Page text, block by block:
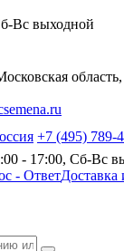
Вс выходной
+7 (495) 789-
- 17:00, Сб-Вс
- ОтветДоставка